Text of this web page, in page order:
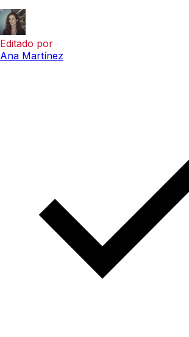
Editado por
Ana Martínez